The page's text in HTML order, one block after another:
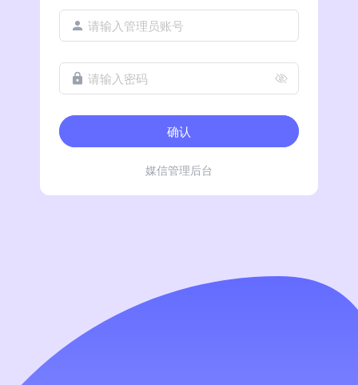
请输入管理员账号
请输入密码
确认
媒信管理后台